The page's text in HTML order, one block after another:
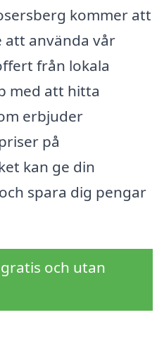
kommer att
att använda vår
från lokala
med att hitta
erbjuder
på
kan ge din
spara dig pengar
och utan